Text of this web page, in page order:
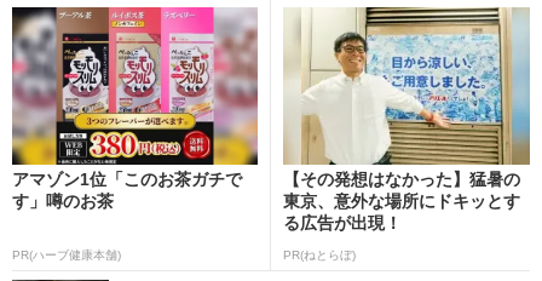
アマゾン1位「このお茶ガチで
す」噂のお茶
PR(ハーブ健康本舗)
【その発想はなかった】猛暑の
東京、意外な場所にドキッとす
る広告が出現！
PR(ねとらぼ)